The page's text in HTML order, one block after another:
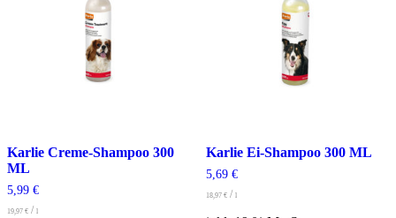
Karlie Creme-Shampoo 300
ML
5,99 €
19,97 € / l
Karlie Ei-Shampoo 300 ML
5,69 €
18,97 €/ l